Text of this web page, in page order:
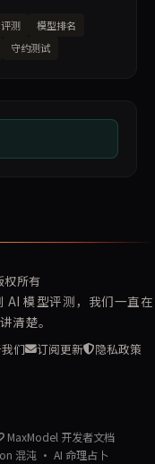
测
模型排名
守约测试
权所有
模型评测，我们一直在
清楚。
们 订阅更新
隐私政策
MaxModel 开发者文档
混沌 · AI 命理占卜